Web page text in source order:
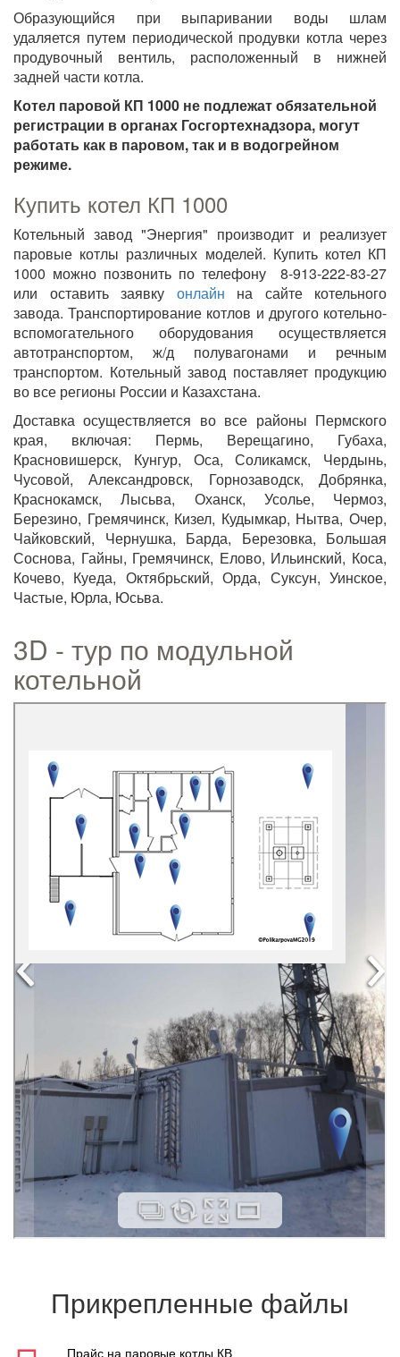
Образующийся при выпаривании воды шлам
удаляется путем периодической продувки котла через
продувочный вентиль, расположенный в нижней
задней части котла.
Котел паровой КП 1000 не подлежат обязательной
регистрации в органах Госгортехнадзора, могут
работать как в паровом, так и в водогрейном
режиме.
Купить котел КП 1000
Котельный завод "Энергия" производит и реализует
паровые котлы различных моделей. Купить котел КП
1000 можно позвонить по телефону 8-913-222-83-27
или оставить заявку онлайн на сайте котельного
завода. Транспортирование котлов и другого котельно-
вспомогательного оборудования осуществляется
автотранспортом, ж/д полувагонами и речным
транспортом. Котельный завод поставляет продукцию
во все регионы России и Казахстана.
Доставка осуществляется во все районы Пермского
края, включая: Пермь, Верещагино, Губаха,
Красновишерск, Кунгур, Оса, Соликамск, Чердынь,
Чусовой, Александровск, Горнозаводск, Добрянка,
Краснокамск, Лысьва, Оханск, Усолье, Чермоз,
Березино, Гремячинск, Кизел, Кудымкар, Нытва, Очер,
Чайковский, Чернушка, Барда, Березовка, Большая
Соснова, Гайны, Гремячинск, Елово, Ильинский, Коса,
Кочево, Куеда, Октябрьский, Орда, Суксун, Уинское,
Частые, Юрла, Юсьва.
3D - тур по модульной
котельной
Прикрепленные файлы
Прайс на паровые котлы КВ